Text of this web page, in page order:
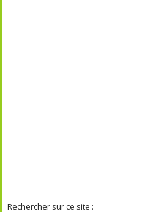
Rechercher sur ce site :